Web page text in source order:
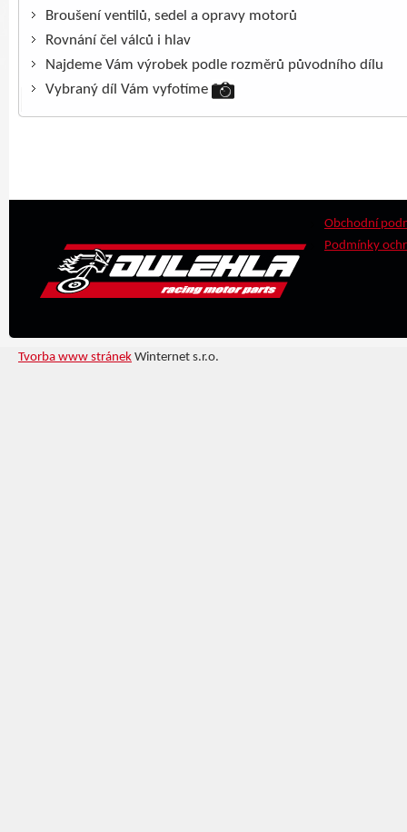
Broušení ventilů, sedel a opravy motorů
Rovnání čel válců i hlav
Najdeme Vám výrobek podle rozměrů původního dílu
Vybraný díl Vám vyfotíme
Obchodní
Podmínky
Tvorba www stránek Winternet s.r.o.